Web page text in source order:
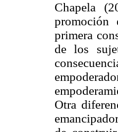
Chapela
promoción
primera
de los
Otra